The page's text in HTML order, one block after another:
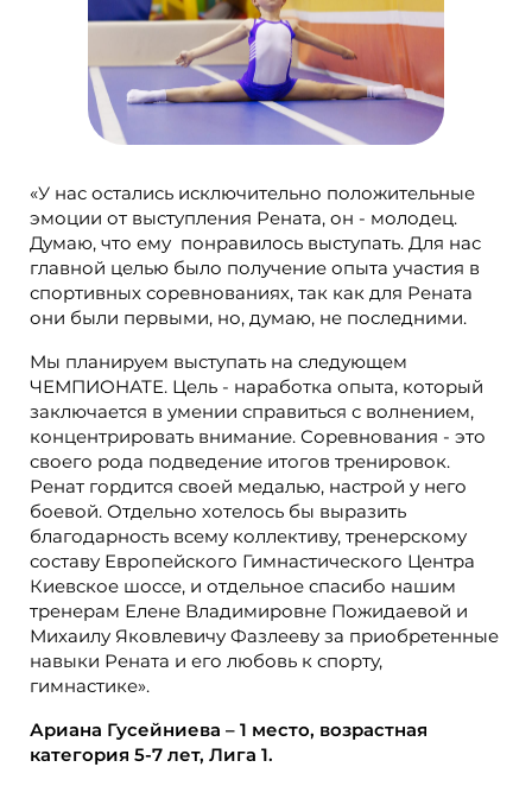
«У нас остались исключительно положительные
эмоции от выступления Рената, он - молодец.
Думаю, что ему понравилось выступать. Для нас
главной целью было получение опыта участия в
спортивных соревнованиях, так как для Рената
они были первыми, но, думаю, не последними.
Мы планируем выступать на следующем
ЧЕМПИОНАТЕ. Цель - наработка опыта, который
заключается в умении справиться с волнением,
концентрировать внимание. Соревнования - это
своего рода подведение итогов тренировок.
Ренат гордится своей медалью, настрой у него
боевой. Отдельно хотелось бы выразить
благодарность всему коллективу, тренерскому
составу Европейского Гимнастического Центра
Киевское шоссе, и отдельное спасибо нашим
тренерам Елене Владимировне Пожидаевой и
Михаилу Яковлевичу Фазлееву за приобретенные
навыки Рената и его любовь к спорту,
гимнастике».
Ариана Гусейниева – 1 место, возрастная
категория 5-7 лет, Лига 1.